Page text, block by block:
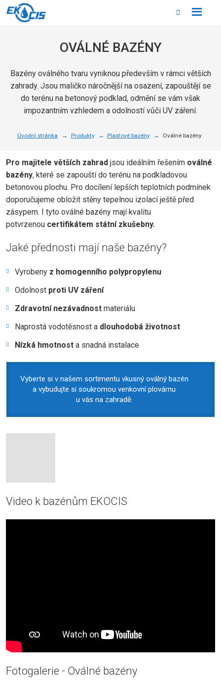
OVÁLNÉ BAZÉNY
Bazény oválného tvaru vyniknou především v rámci větších
zahrady. Jsou maličko náročnější na osazení, zapouštějí se
do terénu na betonový podklad, odmění se vám však
impozantním vzhledem a odolností vůči UV záření.
Úvodní stránka Produkty Plastové bazény Oválné bazény
Pro majitele větších zahrad jsou ideálním řešením oválné
bazény, které se zapouští do terénu na podkladovou
betonovou plochu. Pro docílení lepších teplotních podmínek
doporučujeme obložit stěny tepelnou izolací ještě před
zásypem. I tyto oválné bazény mají kvalitu
potvrzenou certifikátem státní zkušebny.
Jaké přednosti mají naše bazény?
Vyrobeny z homogenního polypropylenu
Odolnost proti UV záření
Zdravotní nezávadnost materiálu
Naprostá vodotěsnost a dlouhodobá životnost
Nízká hmotnost a snadná instalace
Vyberte si v našem sortimentu vkusný oválný bazén
a vybudujte si soukromou venkovní plovárnu
u vás na zahradě.
Video k bazénům EKOCIS
Fotogalerie - Oválné bazény